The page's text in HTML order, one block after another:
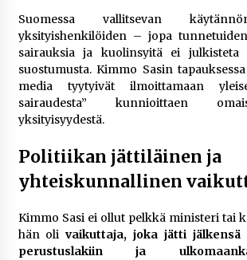
Suomessa vallitsevan
yksityishenkilöiden – jopa
sairauksia ja kuolinsyitä ei julkisteta
suostumusta. Kimmo Sasin
media tyytyivät ilmoittamaan
sairaudesta” kunnioittaen
yksityisyydestä.
Politiikan jättiläinen ja
yhteiskunnallinen
Kimmo Sasi ei ollut pelkkä ministeri tai
hän olivaikuttaja, joka jätti jälkensä
perustuslakiin ja